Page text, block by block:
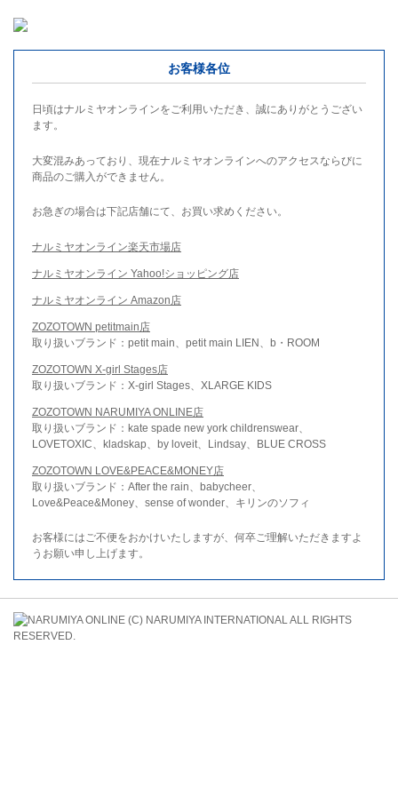
お客様各位
日頃はナルミヤオンラインをご利用いただき、誠にありがとうござい
ます。
大変混みあっており、現在ナルミヤオンラインへのアクセスならびに
商品のご購入ができません。
お急ぎの場合は下記店舗にて、お買い求めください。
ナルミヤオンライン楽天市場店
ナルミヤオンライン Yahoo!ショッピング店
ナルミヤオンライン Amazon店
ZOZOTOWN petitmain店
取り扱いブランド：petit main、petit main LIEN、b・ROOM
ZOZOTOWN X-girl Stages店
取り扱いブランド：X-girl Stages、XLARGE KIDS
ZOZOTOWN NARUMIYA ONLINE店
取り扱いブランド：kate spade new york childrenswear、
LOVETOXIC、kladskap、by loveit、Lindsay、BLUE CROSS
ZOZOTOWN LOVE&PEACE&MONEY店
取り扱いブランド：After the rain、babycheer、
Love&Peace&Money、sense of wonder、キリンのソフィ
お客様にはご不便をおかけいたしますが、何卒ご理解いただきますよ
うお願い申し上げます。